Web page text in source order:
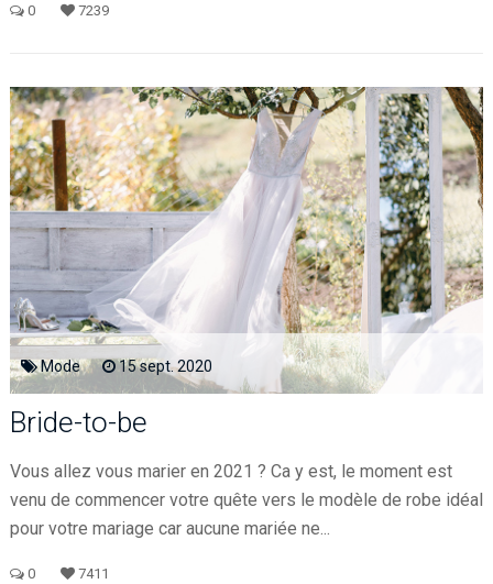
0 7239
Mode 15sept.2020
Bride-to-be
Vous allez vous marier en 2021 ? Ca y est, le moment est
venu de commencer votre quête vers le modèle de robe idéal
pour votre mariage car aucune mariée ne...
0 7411